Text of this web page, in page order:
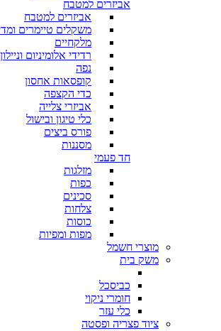
אביזרים למטבח
אביזרים למטבח
משקלים טיימרים
מלקחיים
רדידי אלומיניום
נפה
קופסאות אחסון
כדי הקצפה
אביזרי צלייה
כלי טיגון ובישול
פורס ביצים
מסננות
חד פעמי
מזלגות
כפות
סכינים
צלחות
כוסות
מפות ומפיות
מוצרי חשמל
משק בית
כביסכל
חומרי ניקוי
כלי עזר
ציוד פצריה ופסטה